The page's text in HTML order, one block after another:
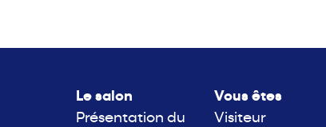
Le salon
Présentation du
Vous êtes
Visiteur